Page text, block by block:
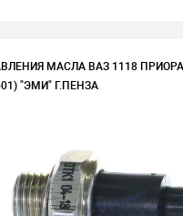
МАСЛА ВАЗ 1118
01) "ЭМИ" Г.ПЕНЗА